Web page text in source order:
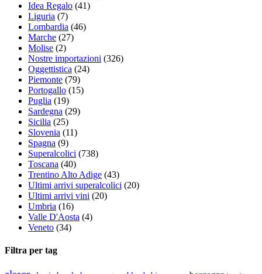
Idea Regalo (41)
Liguria (7)
Lombardia (46)
Marche (27)
Molise (2)
Nostre importazioni (326)
Oggettistica (24)
Piemonte (79)
Portogallo (15)
Puglia (19)
Sardegna (29)
Sicilia (25)
Slovenia (11)
Spagna (9)
Superalcolici (738)
Toscana (40)
Trentino Alto Adige (43)
Ultimi arrivi superalcolici (20)
Ultimi arrivi vini (20)
Umbria (16)
Valle D'Aosta (4)
Veneto (34)
Filtra per tag